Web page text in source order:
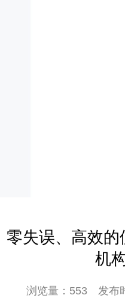
零失误、高效
机
浏览量：553 发布